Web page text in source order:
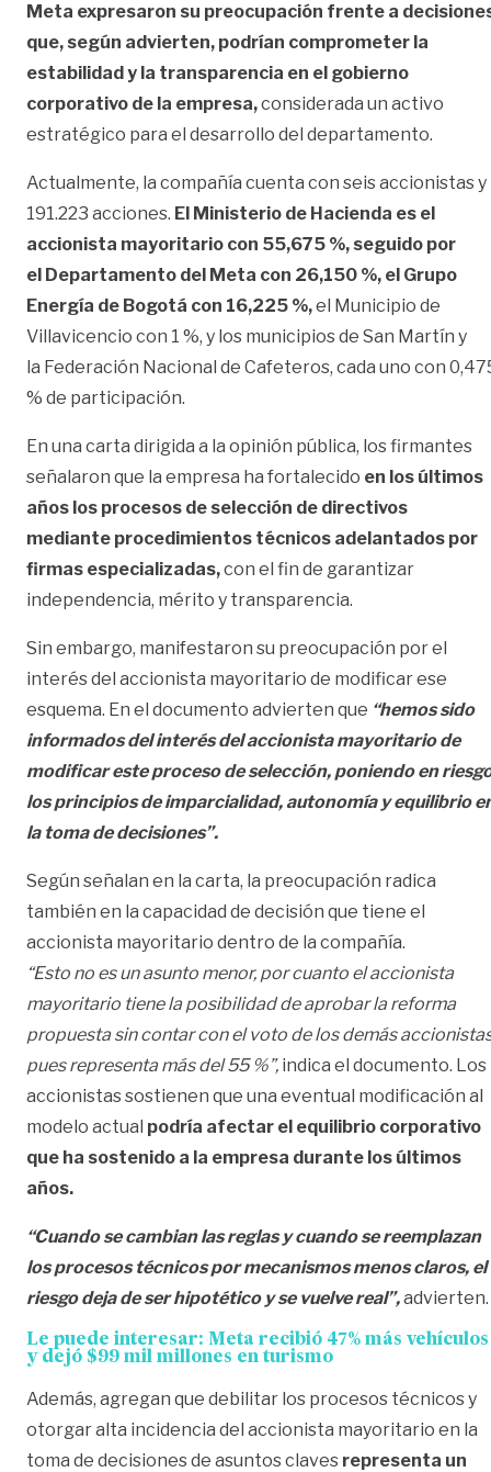
Meta expresaron su preocupación frente a
que, según advierten, podrían comprometer la
estabilidad y la transparencia en el gobierno
corporativo de la empresa,considerada un activo
estratégico para el desarrollo del departamento.
Actualmente, la compañía cuenta con seis accionistas y
191.223 acciones. El Ministerio de Hacienda es el
accionista mayoritario con 55,675 %, seguido por
el Departamento del Meta con 26,150 %, el Grupo
Energía de Bogotá con 16,225 %,el Municipio de
Villavicencio con 1 %, y los municipios de San Martín y
la Federación Nacional de Cafeteros, cada uno con
% de participación.
En una carta dirigida a la opinión pública, los firmantes
señalaron que la empresa ha fortalecido en los últimos
años los procesos de selección de directivos
mediante procedimientos técnicos adelantados por
firmas especializadas,con el fin de garantizar
independencia, mérito y transparencia.
Sin embargo, manifestaron su preocupación por el
interés del accionista mayoritario de modificar ese
esquema. En el documento advierten que “hemos sido
informados del interés del accionista mayoritario de
modificar este proceso de selección, poniendo en
los principios de imparcialidad, autonomía y equilibrio
la toma de decisiones”.
Según señalan en la carta, la preocupación radica
también en la capacidad de decisión que tiene el
accionista mayoritario dentro de la compañía.
“Esto no es un asunto menor, por cuanto el accionista
mayoritario tiene la posibilidad de aprobar la reforma
propuesta sin contar con el voto de los demás
pues representa más del 55 %”, indica el documento. Los
accionistas sostienen que una eventual modificación al
modelo actual podría afectar el equilibrio corporativo
que ha sostenido a la empresa durante los últimos
años.
“Cuando se cambian las reglas y cuando se reemplazan
los procesos técnicos por mecanismos menos claros, el
riesgo deja de ser hipotético y se vuelve real”,advierten.
Le puede interesar: Meta recibió 47% más vehículos
y dejó $99 mil millones en turismo
Además, agregan que debilitar los procesos técnicos y
otorgar alta incidencia del accionista mayoritario en la
toma de decisiones de asuntos claves representa un